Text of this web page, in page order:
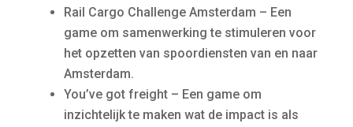
Rail Cargo Challenge Amsterdam – Een
game om samenwerking te stimuleren voor
het opzetten van spoordiensten van en naar
Amsterdam.
You’ve got freight – Een game om
inzichtelijk te maken wat de impact is als